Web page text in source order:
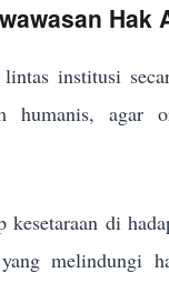
Hak
lintas institusi
humanis, agar
kesetaraan di
melindungi